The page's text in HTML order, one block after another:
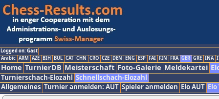
Logged on: Gast
Arabic ARM AZE BIH BUL CAT CHN CRO CZE DEN ENG ESP FAI FIN FRA GER GRE INA
Home TurnierDB Meisterschaft Foto-Galerie Meldekartei
Turnierschach-Elozahl Schnellschach-Elozahl
Allgemeines Turnier anmelden: AUT Spieler anmelden Elo AUT